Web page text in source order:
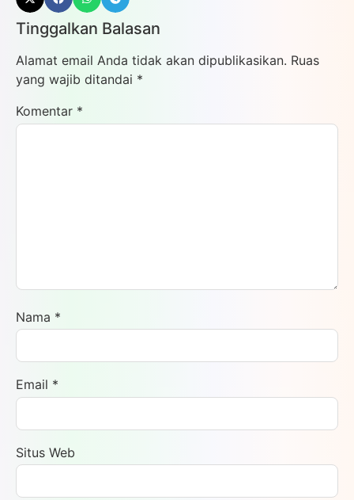
Tinggalkan Balasan
Alamat email Anda tidak akan dipublikasikan. Ruas
yang wajib ditandai *
Komentar *
Nama *
Email *
Situs Web